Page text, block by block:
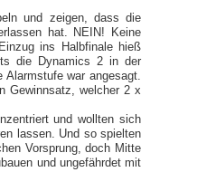
und zeigen, dass die
hat. NEIN! Keine
ins Halbfinale hieß
die Dynamics 2 in der
Alarmstufe war angesagt.
Gewinnsatz, welcher 2 x
und wollten sich
lassen. Und so spielten
Vorsprung, doch Mitte
und ungefährdet mit